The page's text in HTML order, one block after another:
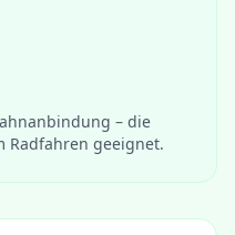
– die
Radfahren geeignet.